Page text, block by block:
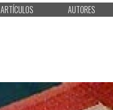
ARTÍCULOS AUTORES